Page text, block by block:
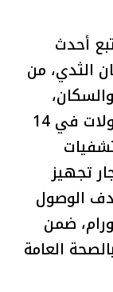
أحدث
الثدي، من
والسكان،
بالإضافة إلى تفعيل تلك البروتوكولات في 14
تجهيز
الوصول
ضمن
العامة